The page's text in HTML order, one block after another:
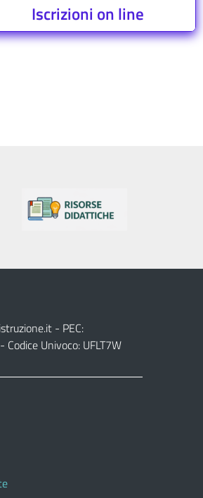
Iscrizioni on line
- PEC:
Univoco: UFLT7W